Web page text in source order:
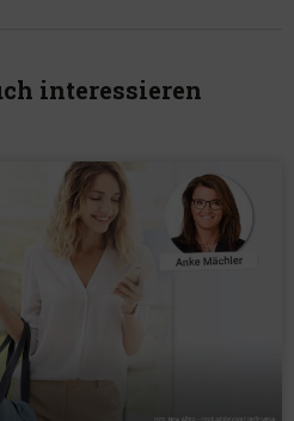
interessieren